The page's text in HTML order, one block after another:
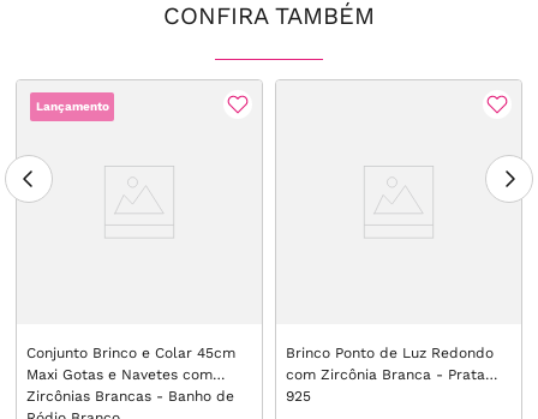
CONFIRA TAMBÉM
Lançamento
Conjunto Brinco e Colar 45cm
Maxi Gotas e Navetes com
Zircônias Brancas - Banho de
Brinco Ponto de Luz Redondo
com Zircônia Branca - Prata
925